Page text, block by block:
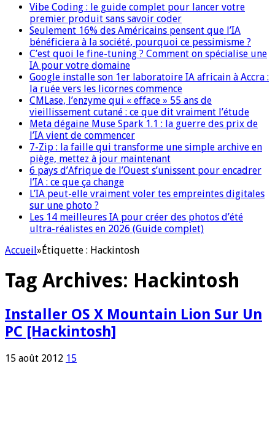
Vibe Coding : le guide complet pour lancer votre
premier produit sans savoir coder
Seulement 16% des Américains pensent que l’IA
bénéficiera à la société, pourquoi ce pessimisme ?
C’est quoi le fine-tuning ? Comment on spécialise une
IA pour votre domaine
Google installe son 1er laboratoire IA africain à Accra :
la ruée vers les licornes commence
CMLase, l’enzyme qui « efface » 55 ans de
vieillissement cutané : ce que dit vraiment l’étude
Meta dégaine Muse Spark 1.1 : la guerre des prix de
l’IA vient de commencer
7-Zip : la faille qui transforme une simple archive en
piège, mettez à jour maintenant
6 pays d’Afrique de l’Ouest s’unissent pour encadrer
l’IA : ce que ça change
L’IA peut-elle vraiment voler tes empreintes digitales
sur une photo ?
Les 14 meilleures IA pour créer des photos d’été
ultra-réalistes en 2026 (Guide complet)
Accueil»Étiquette : Hackintosh
Tag Archives: Hackintosh
Installer OS X Mountain Lion Sur Un
PC [Hackintosh]
15 août 2012 15